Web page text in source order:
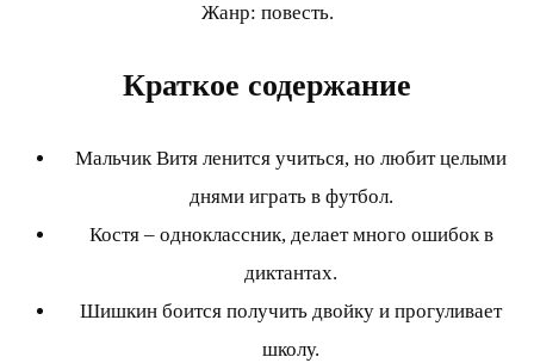
Жанр: повесть.
Краткое содержание
Мальчик Витя ленится учиться, но любит целыми
днями играть в футбол.
Костя – одноклассник, делает много ошибок в
диктантах.
Шишкин боится получить двойку и прогуливает
школу.